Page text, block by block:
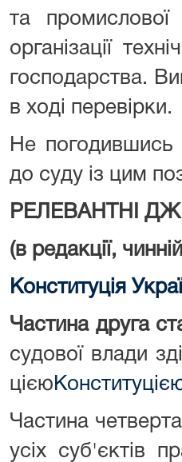
та
організації
господарства.
в ході перевірки.
Не погодившись
до суду із цим
РЕЛЕВАНТНІ
(в редакції,
Конституція
Частина друга
судової влади
цією
Частина
усіх суб'єктів